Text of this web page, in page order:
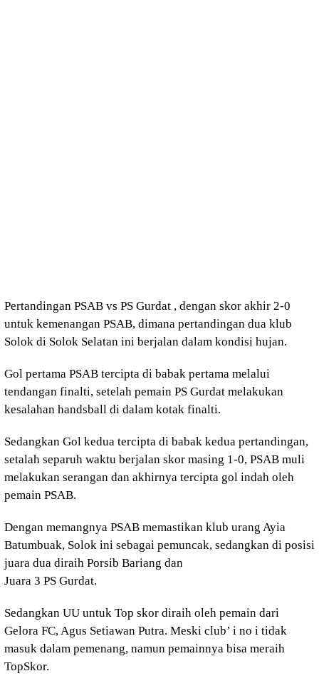
Pertandingan PSAB vs PS Gurdat , dengan skor akhir 2-0
untuk kemenangan PSAB, dimana pertandingan dua klub
Solok di Solok Selatan ini berjalan dalam kondisi hujan.
Gol pertama PSAB tercipta di babak pertama melalui
tendangan finalti, setelah pemain PS Gurdat melakukan
kesalahan handsball di dalam kotak finalti.
Sedangkan Gol kedua tercipta di babak kedua pertandingan,
setalah separuh waktu berjalan skor masing 1-0, PSAB muli
melakukan serangan dan akhirnya tercipta gol indah oleh
pemain PSAB.
Dengan memangnya PSAB memastikan klub urang Ayia
Batumbuak, Solok ini sebagai pemuncak, sedangkan di posisi
juara dua diraih Porsib Bariang dan
Juara 3 PS Gurdat.
Sedangkan UU untuk Top skor diraih oleh pemain dari
Gelora FC, Agus Setiawan Putra. Meski club’ i no i tidak
masuk dalam pemenang, namun pemainnya bisa meraih
TopSkor.